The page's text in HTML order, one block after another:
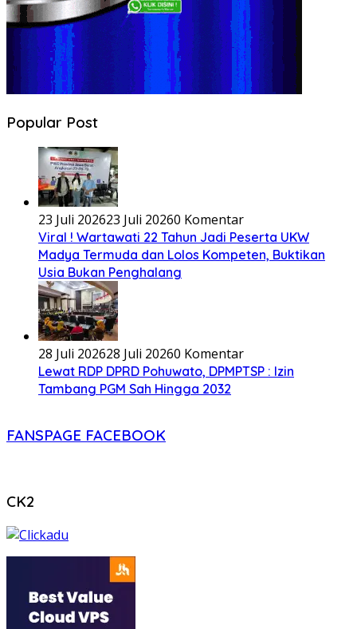
Popular Post
23 Juli 202623 Juli 20260 Komentar
Viral ! Wartawati 22 Tahun Jadi Peserta UKW
Madya Termuda dan Lolos Kompeten, Buktikan
Usia Bukan Penghalang
28 Juli 202628 Juli 20260 Komentar
Lewat RDP DPRD Pohuwato, DPMPTSP : Izin
Tambang PGM Sah Hingga 2032
FANSPAGE FACEBOOK
CK2